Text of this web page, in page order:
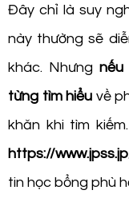
Đây chỉ là suy
này thường sẽ
khác. Nhưng
từng tìm hiểu về
khăn khi tìm
https://
tin học bổng phù